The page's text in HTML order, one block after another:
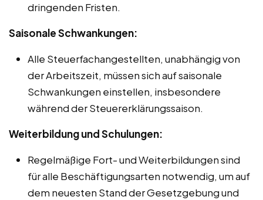
dringenden Fristen.
Saisonale Schwankungen:
Alle Steuerfachangestellten, unabhängig von
der Arbeitszeit, müssen sich auf saisonale
Schwankungen einstellen, insbesondere
während der Steuererklärungssaison.
Weiterbildung und Schulungen:
Regelmäßige Fort- und Weiterbildungen sind
für alle Beschäftigungsarten notwendig, um auf
dem neuesten Stand der Gesetzgebung und